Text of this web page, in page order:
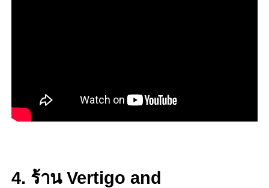
4. ร้าน Vertigo and